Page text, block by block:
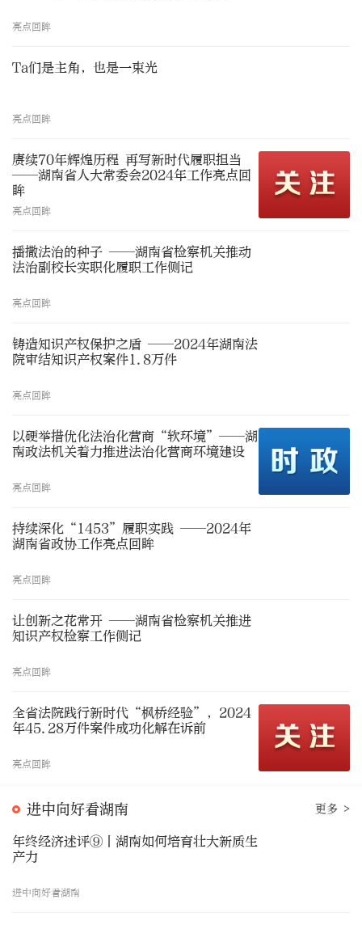
亮点回眸
Ta们是主角，也是一束光
亮点回眸
赓续70年辉煌历程 再写新时代履职担当
——湖南省人大常委会2024年工作亮点回
眸
亮点回眸
播撒法治的种子 ——湖南省检察机关推动
法治副校长实职化履职工作侧记
亮点回眸
铸造知识产权保护之盾 ——2024年湖南法
院审结知识产权案件1.8万件
亮点回眸
以硬举措优化法治化营商“软环境”——湖
南政法机关着力推进法治化营商环境建设
亮点回眸
持续深化“1453”履职实践 ——2024年
湖南省政协工作亮点回眸
亮点回眸
让创新之花常开 ——湖南省检察机关推进
知识产权检察工作侧记
亮点回眸
全省法院践行新时代“枫桥经验”，2024
年45.28万件案件成功化解在诉前
亮点回眸
进中向好看湖南 更多 >
年终经济述评⑨丨湖南如何培育壮大新质生
产力
进中向好看湖南